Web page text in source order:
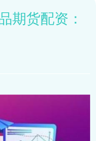
期货配资：